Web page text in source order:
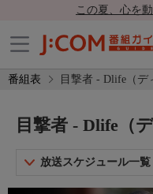
この夏、心を
番組表 目撃者 - Dlife（デ
目撃者 - Dlife（
放送スケジュール一覧